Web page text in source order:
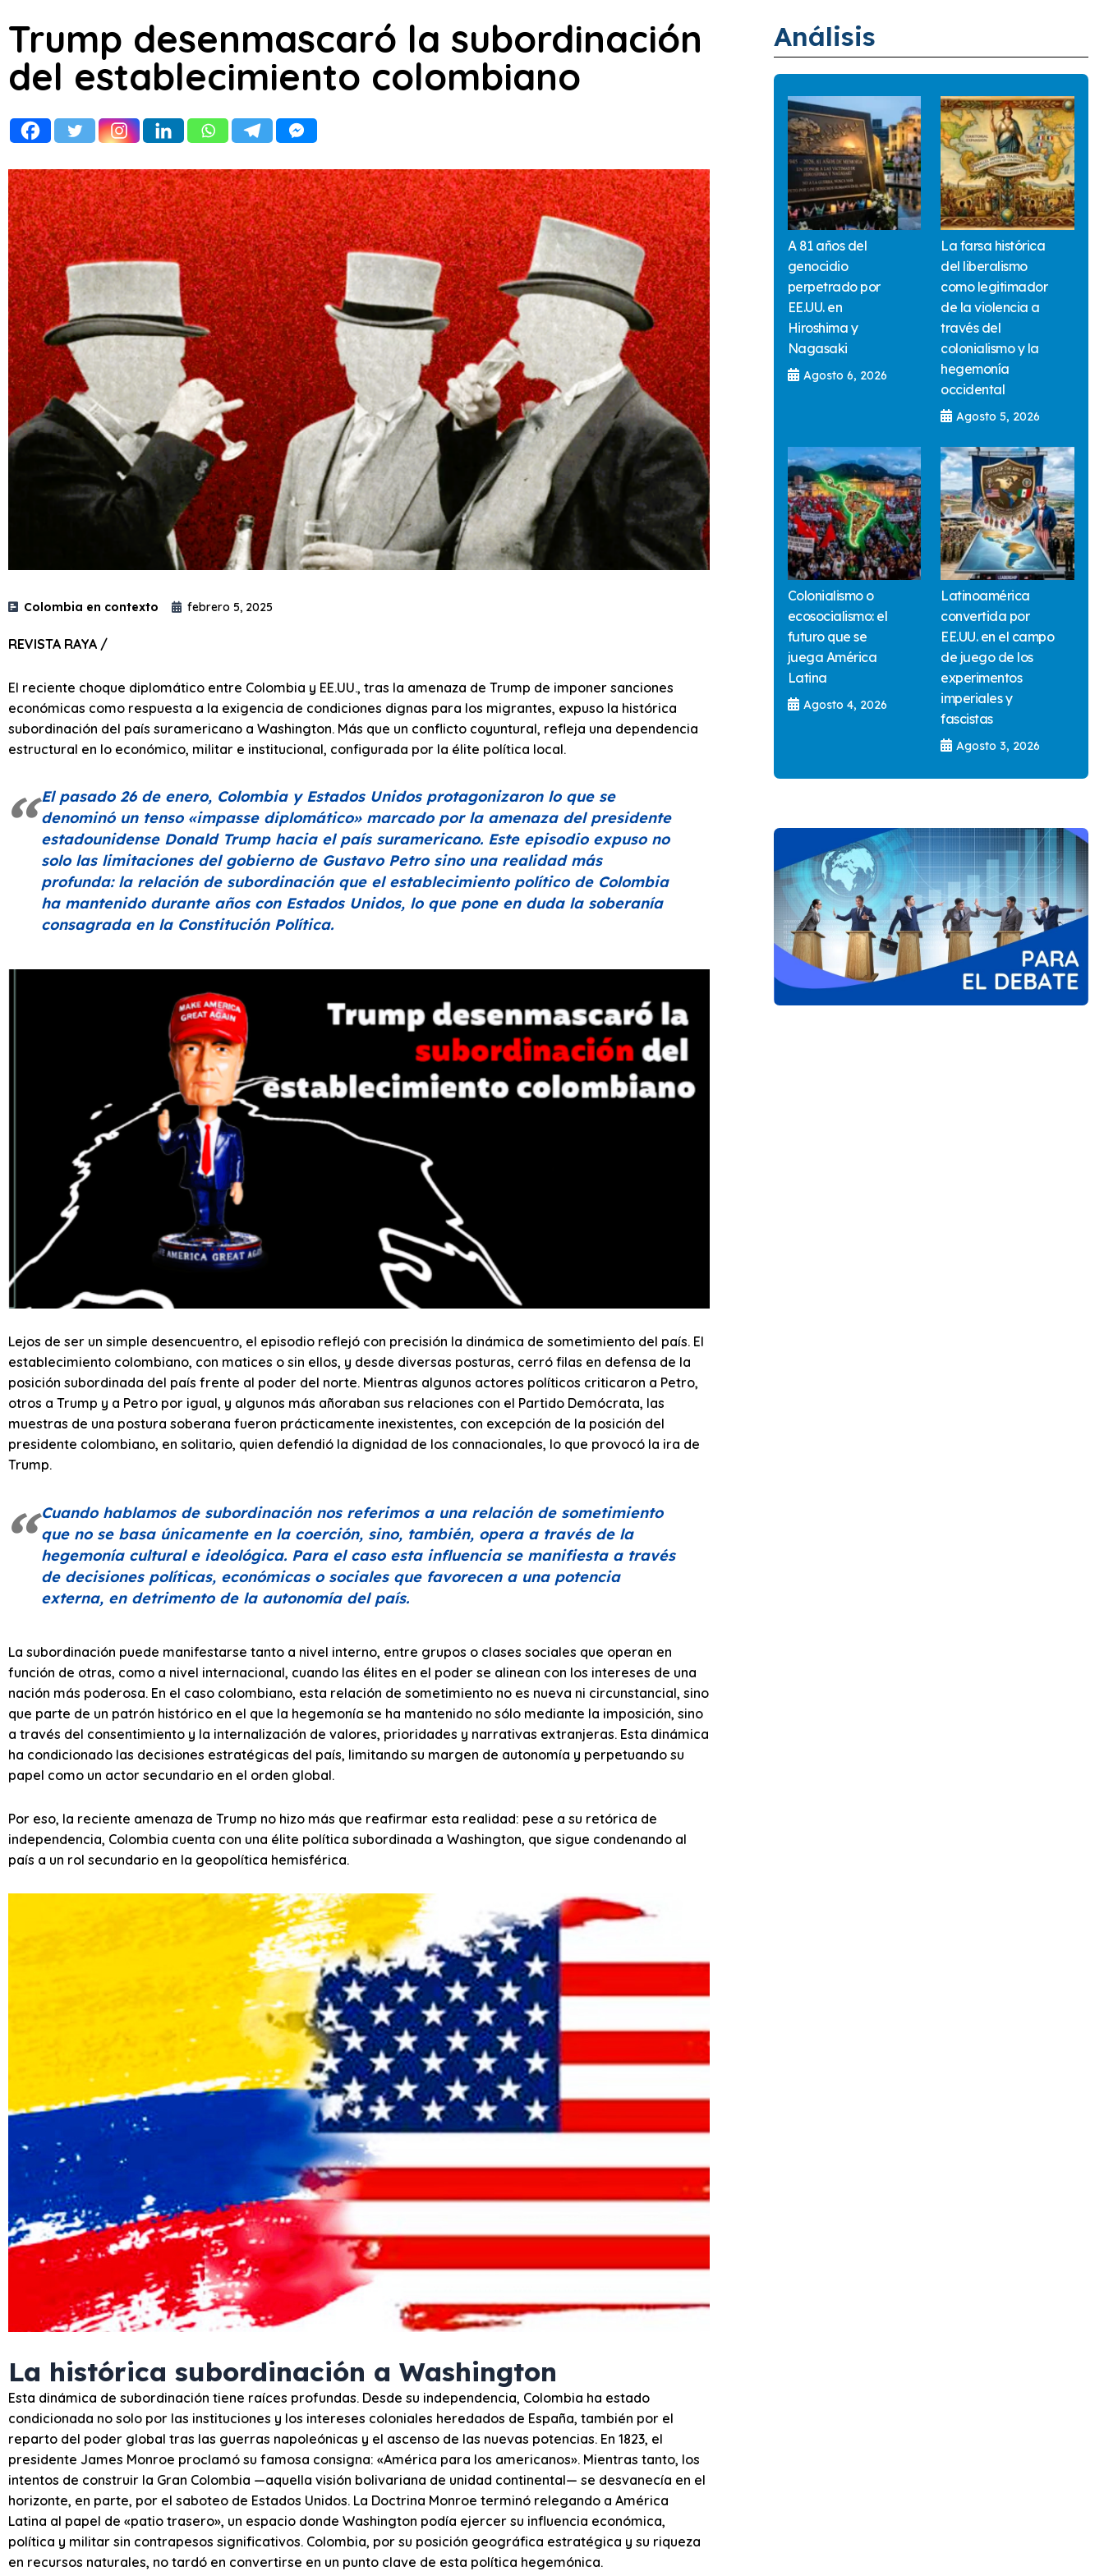
Trump desenmascaró la subordinación
del establecimiento colombiano
Colombia en contexto febrero 5, 2025
REVISTA RAYA /
El reciente choque diplomático entre Colombia y EE.UU., tras la amenaza de Trump de imponer sanciones
económicas como respuesta a la exigencia de condiciones dignas para los migrantes, expuso la histórica
subordinación del país suramericano a Washington. Más que un conflicto coyuntural, refleja una dependencia
estructural en lo económico, militar e institucional, configurada por la élite política local.
El pasado 26 de enero, Colombia y Estados Unidos protagonizaron lo que se
denominó un tenso «impasse diplomático»marcado por la amenaza del presidente
estadounidense Donald Trump hacia el país suramericano. Este episodio expuso no
solo las limitaciones del gobierno de Gustavo Petro sino una realidad más
profunda: la relación de subordinación que el establecimiento político de Colombia
ha mantenido durante años con Estados Unidos, lo que pone en duda la soberanía
consagrada en la Constitución Política.
Lejos de ser un simple desencuentro, el episodio reflejó con precisión la dinámica de sometimiento del país. El
establecimiento colombiano, con matices o sin ellos, y desde diversas posturas, cerró filas en defensa de la
posición subordinada del país frente al poder del norte. Mientras algunos actores políticos criticaron a Petro,
otros a Trump y a Petro por igual, y algunos más añoraban sus relaciones con el Partido Demócrata, las
muestras de una postura soberana fueron prácticamente inexistentes, con excepción de la posición del
presidente colombiano, en solitario, quien defendió la dignidad de los connacionales, lo que provocó la ira de
Trump.
Cuando hablamos de subordinación nos referimos a una relación de sometimiento
que no se basa únicamente en la coerción, sino, también, opera a través de la
hegemonía cultural e ideológica. Para el caso esta influencia se manifiesta a través
de decisiones políticas, económicas o sociales que favorecen a una potencia
externa, en detrimento de la autonomía del país.
La subordinación puede manifestarse tanto a nivel interno, entre grupos o clases sociales que operan en
función de otras, como a nivel internacional, cuando las élites en el poder se alinean con los intereses de una
nación más poderosa. En el caso colombiano, esta relación de sometimiento no es nueva ni circunstancial, sino
que parte de un patrón histórico en el que la hegemonía se ha mantenido no sólo mediante la imposición, sino
a través del consentimiento y la internalización de valores, prioridades y narrativas extranjeras. Esta dinámica
ha condicionado las decisiones estratégicas del país, limitando su margen de autonomía y perpetuando su
papel como un actor secundario en el orden global.
Por eso, la reciente amenaza de Trump no hizo más que reafirmar esta realidad: pese a su retórica de
independencia, Colombia cuenta con una élite política subordinada a Washington, que sigue condenando al
país a un rol secundario en la geopolítica hemisférica.
La histórica subordinación a Washington
Esta dinámica de subordinación tiene raíces profundas. Desde su independencia, Colombia ha estado
condicionada no solo por las instituciones y los intereses coloniales heredados de España, también por el
reparto del poder global tras las guerras napoleónicas y el ascenso de las nuevas potencias. En 1823, el
presidente James Monroe proclamó su famosa consigna: «América para los americanos». Mientras tanto, los
intentos de construir la Gran Colombia —aquella visión bolivariana de unidad continental— se desvanecía en el
horizonte, en parte, por el saboteo de Estados Unidos. La Doctrina Monroe terminó relegando a América
Latina al papel de «patio trasero», un espacio donde Washington podía ejercer su influencia económica,
política y militar sin contrapesos significativos. Colombia, por su posición geográfica estratégica y su riqueza
en recursos naturales, no tardó en convertirse en un punto clave de esta política hegemónica.
Análisis
A 81 años del
genocidio
perpetrado por
EE.UU. en
Hiroshima y
Nagasaki
Agosto 6, 2026
La farsa histórica
del liberalismo
como legitimador
de la violencia a
través del
colonialismo y la
hegemonía
occidental
Agosto 5, 2026
Colonialismo o
ecosocialismo: el
futuro que se
juega América
Latina
Agosto 4, 2026
Latinoamérica
convertida por
EE.UU. en el campo
de juego de los
experimentos
imperiales y
fascistas
Agosto 3, 2026